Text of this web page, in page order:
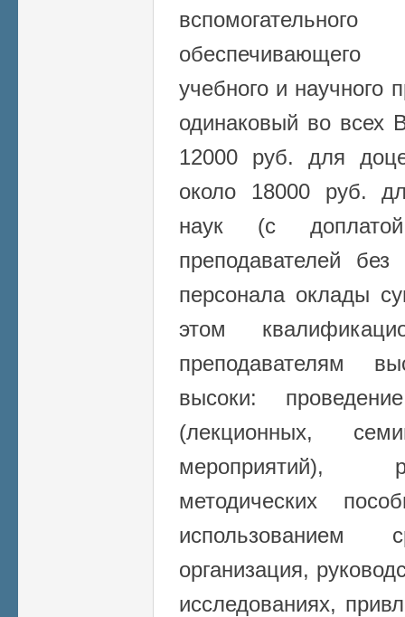
обеспечивающего
учебного и научного
одинаковый во всех
12000 руб. для
около 18000 руб.
наук (с
преподавателей без
персонала оклады
этом
преподавателям
высоки:
(лекционных,
мероприятий),
методических
использованием
организация,
исследованиях,